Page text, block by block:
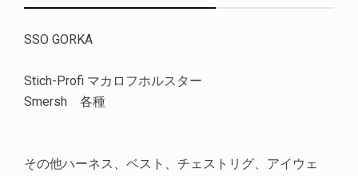
SSO GORKA
Stich-Profi マカロフホルスター
Smersh 各種
その他ハーネス、ベスト、チェストリグ、アイウェ